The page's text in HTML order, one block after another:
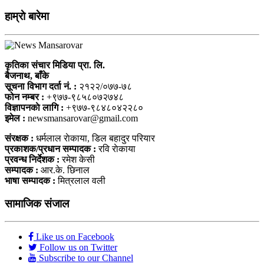
हाम्राे बारेमा
कृतिका संचार मिडिया प्रा. लि.
बैजनाथ, बाँके
सूचना विभाग दर्ता नं. : २१२२/०७७-७८
फोन नम्बर : +९७७-९८५८०७२७४८
विज्ञापनकाे लागि : +९७७-९८४८०४२२८०
इमेल : newsmansarovar@gmail.com
संरक्षक : धर्मलाल राेकाया, डिल बहादुर परियार
प्रकाशक/प्रधान सम्पादक : रवि राेकाया
प्रवन्ध निर्देशक : रमेश केसी
सम्पादक : आर.के. छिनाल
भाषा सम्पादक : मित्रलाल वली
सामाजिक संजाल
Like us on Facebook
Follow us on Twitter
Subscribe to our Channel